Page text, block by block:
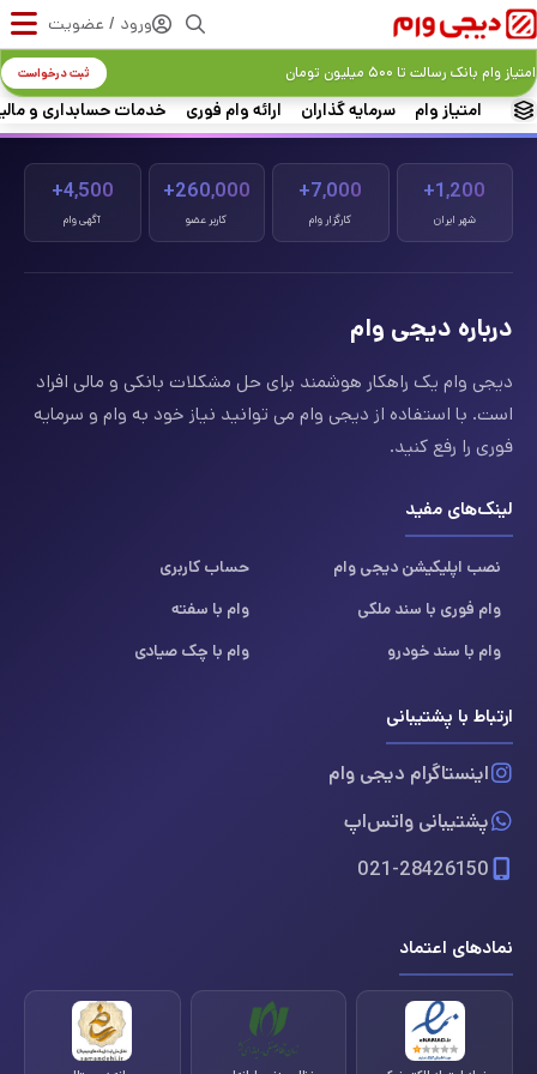
ورود / عضویت
امتیاز وام سرمایه گذاران ارائه وام فوری خدمات حسابداری و
امتیاز وام بانک رسالت تا ۵۰۰ میلیون تومان ثبت درخواست
1,200+
شهر ایران
7,000+
کارگزار وام
260,000+
کاربر عضو
4,500+
آگهی وام
درباره دیجی وام
دیجی وام یک راهکار هوشمند برای حل مشکلات بانکی و مالی افراد
است. با استفاده از دیجی وام می توانید نیاز خود به وام و سرمایه
فوری را رفع کنید.
لینک‌های مفید
نصب اپلیکیشن دیجی وام
حساب کاربری
وام فوری با سند ملکی
وام با سفته
وام با سند خودرو
وام با چک صیادی
ارتباط با پشتیبانی
اینستاگرام دیجی وام
پشتیبانی واتس‌اپ
021-28426150
نمادهای اعتماد